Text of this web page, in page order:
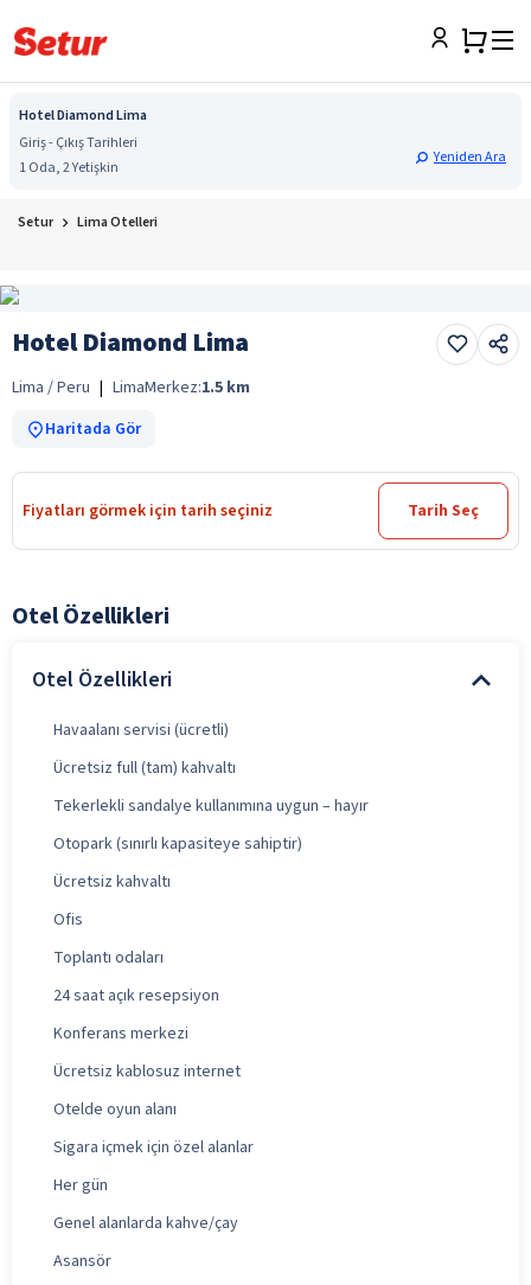
Hotel Diamond Lima
Giriş - Çıkış Tarihleri
1 Oda, 2 Yetişkin
Yeniden Ara
Setur Lima Otelleri
Hotel Diamond Lima
Lima / Peru | LimaMerkez:1.5 km
Haritada Gör
Fiyatları görmek için tarih seçiniz Tarih Seç
Otel Özellikleri
Otel Özellikleri
Havaalanı servisi (ücretli)
Ücretsiz full (tam) kahvaltı
Tekerlekli sandalye kullanımına uygun – hayır
Otopark (sınırlı kapasiteye sahiptir)
Ücretsiz kahvaltı
Ofis
Toplantı odaları
24 saat açık resepsiyon
Konferans merkezi
Ücretsiz kablosuz internet
Otelde oyun alanı
Sigara içmek için özel alanlar
Her gün
Genel alanlarda kahve/çay
Asansör